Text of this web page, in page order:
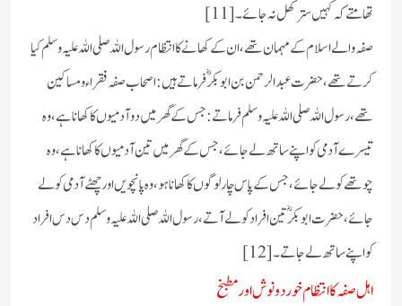
تھامتے کہ کہیں ستر کھل نہ جائے ۔[11]
صفہ والے اسلام کے مہمان تھے ،ان کے کھانے کا انتظام رسول اللہ صلی اللہ علیہ وسلم کیا
کرتے تھے ، حضرت عبدالرحمن بن ابوبکر ؓ فرماتے ہیں :اصحاب صفہ فقراء ومساکین
تھے، رسول اللہ صلی اللہ علیہ وسلم فرماتے: جس کے گھر میں دو آدمیوں کا کھانا ہے ،وہ
تیسرے آدمی کو اپنے ساتھ لے جائے ،جس کے گھر میں تین آدمیوں کا کھانا ہے،وہ
چوتھے کولے جائے ،جس کے پاس چار لوگوں کا کھانا ہو، وہ پانچویں اور چھٹے آدمی کولے
جائے ، حضرت ابوبکر ؓ تین افراد کو لے آتے، رسول اللہ صلی اللہ علیہ وسلم دس دس افراد
کو اپنے ساتھ لے جاتے۔ [12]
اہل صفہ کا انتظام خورد و نوش اور مطبخ